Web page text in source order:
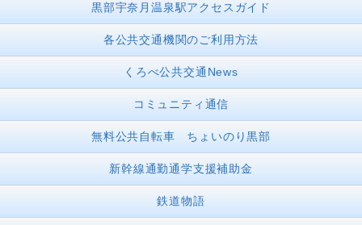
黒部宇奈月温泉駅アクセスガイド
各公共交通機関のご利用方法
くろべ公共交通News
コミュニティ通信
無料公共自転車 ちょいのり黒部
新幹線通勤通学支援補助金
鉄道物語